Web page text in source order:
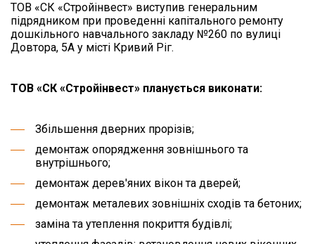
ТОВ «СК «Стройінвест» виступив генеральним
підрядником при проведенні капітального ремонту
дошкільного навчального закладу №260 по вулиці
Довтора, 5А у місті Кривий Ріг.
ТОВ «СК «Стройінвест» планується виконати:
Збільшення дверних прорізів;
демонтаж опорядження зовнішнього та
внутрішнього;
демонтаж дерев'яних вікон та дверей;
демонтаж металевих зовнішніх сходів та бетоних;
заміна та утеплення покриття будівлі;